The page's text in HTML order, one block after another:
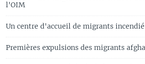
l'OIM
Un centre d'accueil de migrants incendié
Premières expulsions des migrants